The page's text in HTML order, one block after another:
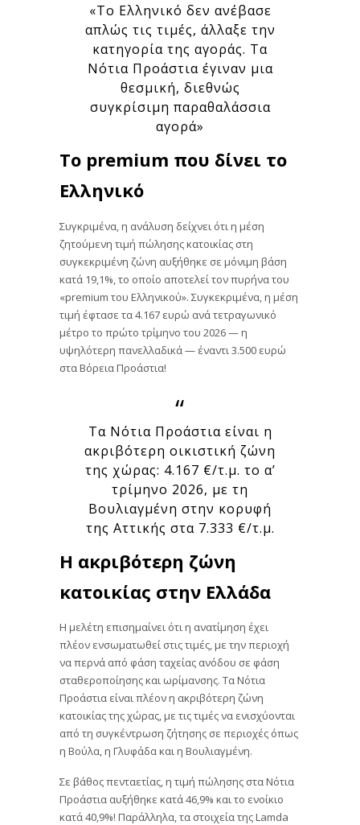
«Το Ελληνικό δεν ανέβασε
απλώς τις τιμές, άλλαξε την
κατηγορία της αγοράς. Τα
Νότια Προάστια έγιναν μια
θεσμική, διεθνώς
συγκρίσιμη παραθαλάσσια
αγορά»
To premium που δίνει το
Ελληνικό
Συγκριμένα, η ανάλυση δείχνει ότι η μέση
ζητούμενη τιμή πώλησης κατοικίας στη
συγκεκριμένη ζώνη αυξήθηκε σε μόνιμη βάση
κατά 19,1%, το οποίο αποτελεί τον πυρήνα του
«premium του Ελληνικού». Συγκεκριμένα, η μέση
τιμή έφτασε τα 4.167 ευρώ ανά τετραγωνικό
μέτρο το πρώτο τρίμηνο του 2026 — η
υψηλότερη πανελλαδικά — έναντι 3.500 ευρώ
στα Βόρεια Προάστια!
Τα Νότια Προάστια είναι η
ακριβότερη οικιστική ζώνη
της χώρας: 4.167 €/τ.μ. το α’
τρίμηνο 2026, με τη
Βουλιαγμένη στην κορυφή
της Αττικής στα 7.333 €/τ.μ.
Η ακριβότερη ζώνη
κατοικίας στην Ελλάδα
Η μελέτη επισημαίνει ότι η ανατίμηση έχει
πλέον ενσωματωθεί στις τιμές, με την περιοχή
να περνά από φάση ταχείας ανόδου σε φάση
σταθεροποίησης και ωρίμανσης. Τα Νότια
Προάστια είναι πλέον η ακριβότερη ζώνη
κατοικίας της χώρας, με τις τιμές να ενισχύονται
από τη συγκέντρωση ζήτησης σε περιοχές όπως
η Βούλα, η Γλυφάδα και η Βουλιαγμένη.
Σε βάθος πενταετίας, η τιμή πώλησης στα Νότια
Προάστια αυξήθηκε κατά 46,9% και το ενοίκιο
κατά 40,9%! Παράλληλα, τα στοιχεία της Lamda